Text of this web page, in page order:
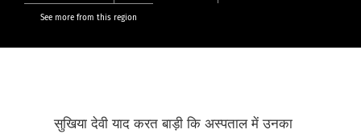
See more from this region
सुखिया देवी याद करत बाड़ी कि अस्पताल में उनका